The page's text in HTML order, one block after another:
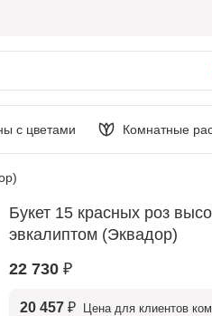
с цветами Комнатные
Букет 15 красных роз
эвкалиптом (Эквадор)
22 730 ₽
20 457 ₽
Цена для клиентов